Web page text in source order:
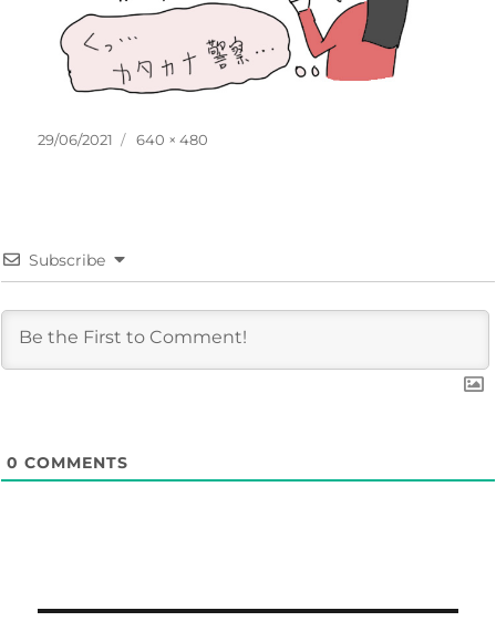
投
29/06/2021
フ
640 × 480
Subscribe
0 COMMENTS